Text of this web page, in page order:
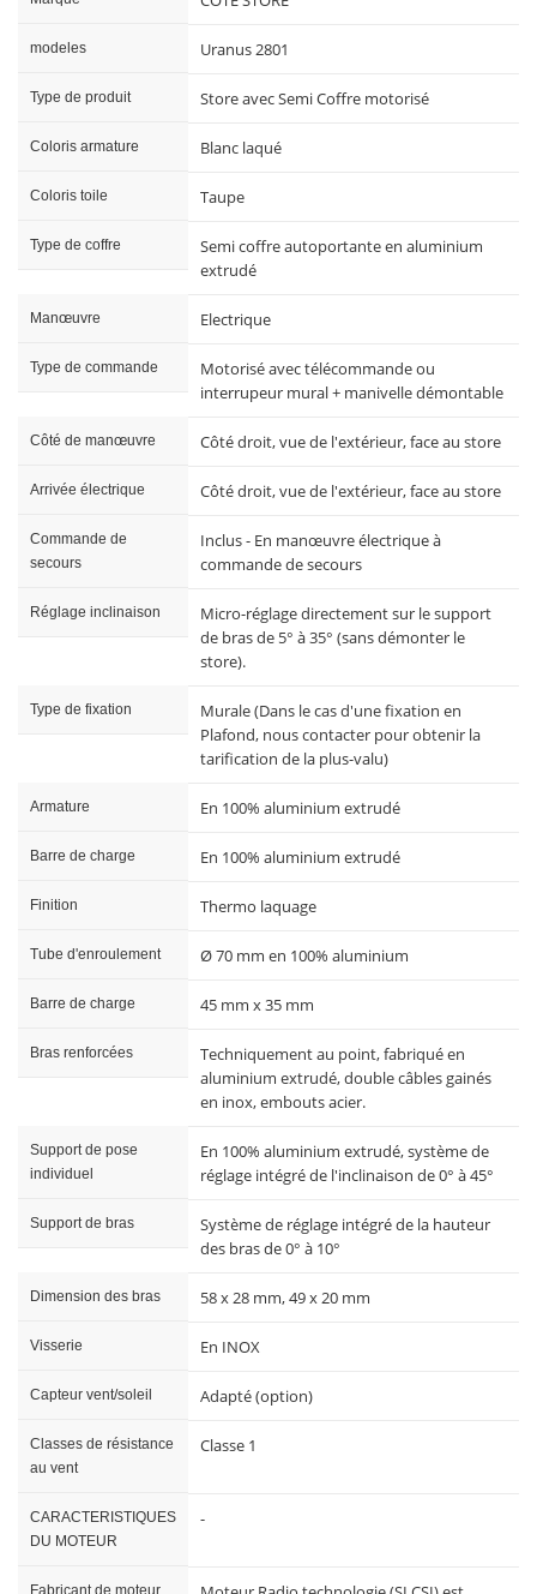
modeles Uranus 2801
Type de produit Store avec Semi Coffre motorisé
Coloris armature Blanc laqué
Coloris toile Taupe
Type de coffre
Semi coffre autoportante en aluminium
extrudé
Manœuvre Electrique
Type de commande
Motorisé avec télécommande ou
interrupeur mural + manivelle démontable
Côté de manœuvre Côté droit, vue de l'extérieur, face au store
Arrivée électrique Côté droit, vue de l'extérieur, face au store
Commande de
secours
Inclus - En manœuvre électrique à
commande de secours
Réglage inclinaison
Micro-réglage directement sur le support
de bras de 5° à 35° (sans démonter le
store).
Type de fixation
Murale (Dans le cas d'une fixation en
Plafond, nous contacter pour obtenir la
tarification de la plus-valu)
Armature En 100% aluminium extrudé
Barre de charge En 100% aluminium extrudé
Finition Thermo laquage
Tube d'enroulement Ø 70 mm en 100% aluminium
Barre de charge 45 mm x 35 mm
Bras renforcées
Techniquement au point, fabriqué en
aluminium extrudé, double câbles gainés
en inox, embouts acier.
Support de pose
individuel
En 100% aluminium extrudé, système de
réglage intégré de l'inclinaison de 0° à 45°
Support de bras
Système de réglage intégré de la hauteur
des bras de 0° à 10°
Dimension des bras 58 x 28 mm, 49 x 20 mm
Visserie En INOX
Capteur vent/soleil Adapté (option)
Classes de résistance
au vent
Classe 1
CARACTERISTIQUES
DU MOTEUR
-